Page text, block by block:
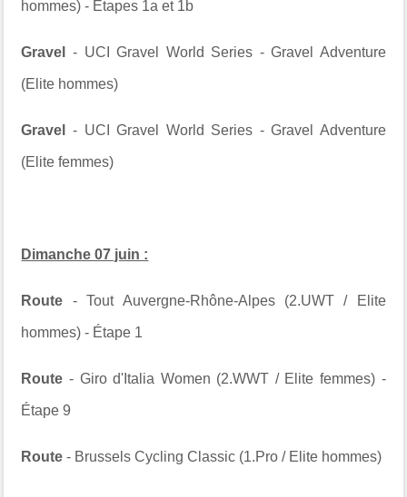
hommes) - Étapes 1a et 1b
Gravel - UCI Gravel World Series - Gravel Adventure
(Elite hommes)
Gravel - UCI Gravel World Series - Gravel Adventure
(Elite femmes)
Dimanche 07 juin :
Route - Tout Auvergne-Rhône-Alpes (2.UWT / Elite
hommes) - Étape 1
Route - Giro d'Italia Women (2.WWT / Elite femmes) -
Étape 9
Route- Brussels Cycling Classic (1.Pro / Elite hommes)